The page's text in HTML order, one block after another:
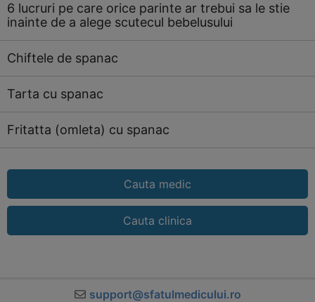
6 lucruri pe care orice parinte ar trebui sa le stie
inainte de a alege scutecul bebelusului
Chiftele de spanac
Tarta cu spanac
Fritatta (omleta) cu spanac
Cauta medic
Cauta clinica
support@sfatulmedicului.ro